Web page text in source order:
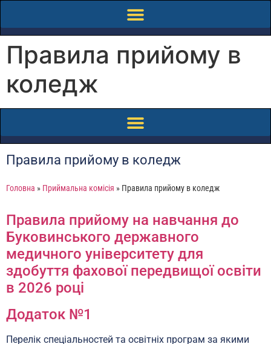
Правила прийому в
коледж
Правила прийому в коледж
Головна » Приймальна комісія » Правила прийому в коледж
Правила прийому на навчання до
Буковинського державного
медичного університету для
здобуття фахової передвищої освіти
в 2026 році
Додаток №1
Перелік спеціальностей та освітніх програм за якими